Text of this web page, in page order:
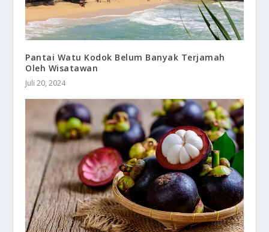
Pantai Watu Kodok Belum Banyak Terjamah
Oleh Wisatawan
Juli 20, 2024